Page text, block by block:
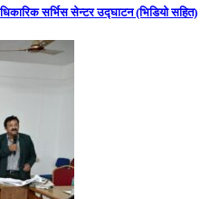
सर्भिस सेन्टर उद्घाटन (भिडियो सहित)